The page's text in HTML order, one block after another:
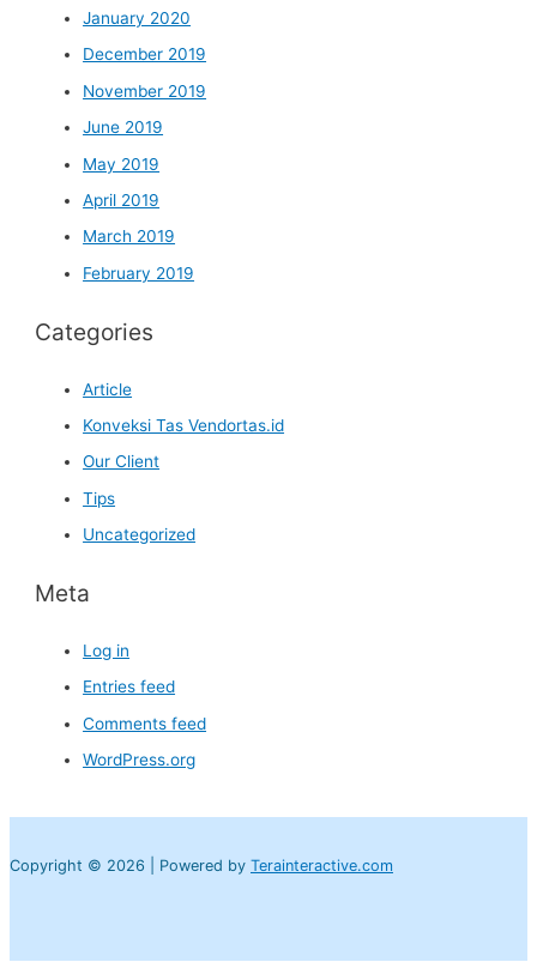
January 2020
December 2019
November 2019
June 2019
May 2019
April 2019
March 2019
February 2019
Categories
Article
Konveksi Tas Vendortas.id
Our Client
Tips
Uncategorized
Meta
Log in
Entries feed
Comments feed
WordPress.org
Copyright © 2026 | Powered by Terainteractive.com